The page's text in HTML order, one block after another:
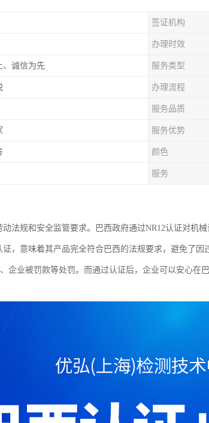
签证机构
办理时效
、诚信为先 服务类型
办理流程
服务品质
服务优势
颜色
服务
动法规和安全监管要求。巴西政府通过NR12认证对机
证，意味着其产品完全符合巴西的法规要求，避免了
企业被罚款等处罚。而通过认证后，企业可以安心在